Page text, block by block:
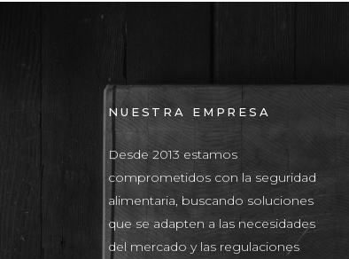
NUESTRA EMPRESA
Desde 2013 estamos
comprometidos con la seguridad
alimentaria, buscando soluciones
que se adapten a las necesidades
del mercado y las regulaciones